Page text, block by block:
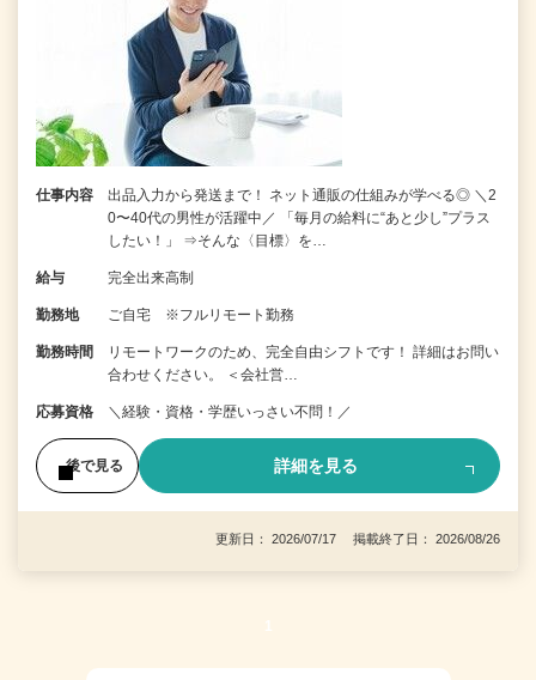
仕事内容
出品入力から発送まで！ ネット通販の仕組みが学べる◎ ＼2
0〜40代の男性が活躍中／ 「毎月の給料に“あと少し”プラス
したい！」 ⇒そんな〈目標〉を…
給与 完全出来高制
勤務地 ご自宅 ※フルリモート勤務
勤務時間
リモートワークのため、完全自由シフトです！ 詳細はお問い
合わせください。 ＜会社営…
応募資格 ＼経験・資格・学歴いっさい不問！／
後で見る 詳細を見る
更新日： 2026/07/17 掲載終了日： 2026/08/26
1